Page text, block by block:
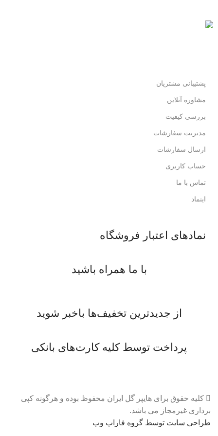
پشتیبانی مشتریان
مشاوره آنلاین
بررسی کیفیت
مدیریت سفارشات
ارسال سفارشات
حساب کاربری
تماس با ما
اینماد
نمادهای اعتبار فروشگاه
با ما همراه باشید
از جدیدترین تخفیف‌ها باخبر شوید
پرداخت توسط کلیه کارت‌های بانکی
کلیه حقوق برای هایپر گل ایران محفوظ بوده و هرگونه کپی
برداری غیرمجاز می باشد.
طراحی سایت توسط گروه فاراب وب